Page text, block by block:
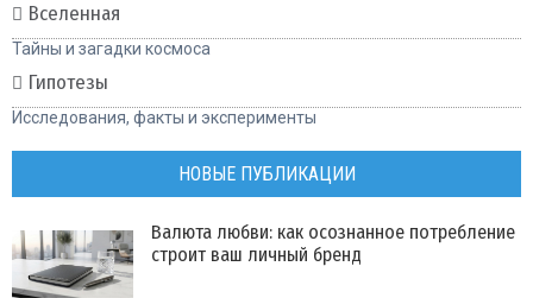
Вселенная
Тайны и загадки космоса
Гипотезы
Исследования, факты и эксперименты
НОВЫЕ ПУБЛИКАЦИИ
Валюта любви: как осознанное потребление
строит ваш личный бренд